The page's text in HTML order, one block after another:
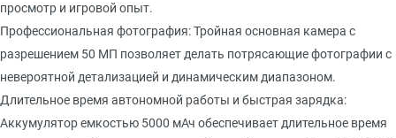
просмотр и игровой опыт.
Профессиональная фотография: Тройная основная камера с
разрешением 50 МП позволяет делать потрясающие фотографии с
невероятной детализацией и динамическим диапазоном.
Длительное время автономной работы и быстрая зарядка:
Аккумулятор емкостью 5000 мАч обеспечивает длительное время